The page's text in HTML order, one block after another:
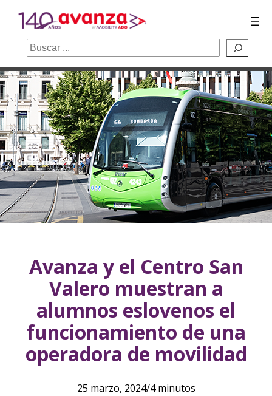
Saltar
al
contenido
Buscar
Avanza y el Centro San
Valero muestran a
alumnos eslovenos el
funcionamiento de una
operadora de movilidad
25 marzo, 2024/4 minutos